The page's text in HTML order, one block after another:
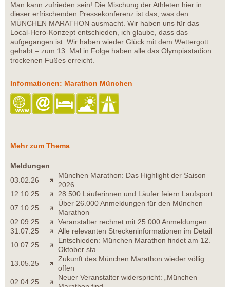
Man kann zufrieden sein! Die Mischung der Athleten hier in
dieser erfrischenden Pressekonferenz ist das, was den
MÜNCHEN MARATHON ausmacht. Wir haben uns für das
Local-Hero-Konzept entschieden, ich glaube, dass das
aufgegangen ist. Wir haben wieder Glück mit dem Wettergott
gehabt – zum 13. Mal in Folge haben alle das Olympiastadion
trockenen Fußes erreicht.
Informationen: Marathon München
Mehr zum Thema
Meldungen
03.02.26
München Marathon: Das Highlight der Saison
2026
12.10.25
28.500 Läuferinnen und Läufer feiern Laufsport
07.10.25
Über 26.000 Anmeldungen für den München
Marathon
02.09.25
Veranstalter rechnet mit 25.000 Anmeldungen
31.07.25
Alle relevanten Streckeninformationen im Detail
10.07.25
Entschieden: München Marathon findet am 12.
Oktober sta...
13.05.25
Zukunft des München Marathon wieder völlig
offen
02.04.25
Neuer Veranstalter widerspricht: „München